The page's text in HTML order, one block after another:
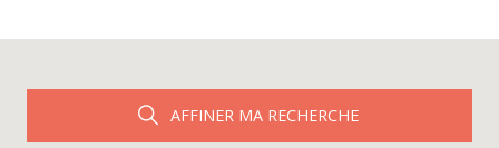
AFFINER MA RECHERCHE